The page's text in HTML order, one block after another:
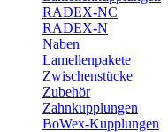
RADEX-NC
RADEX-N
Naben
Lamellenpakete
Zwischenstücke
Zubehör
Zahnkupplungen
BoWex-Kupplungen